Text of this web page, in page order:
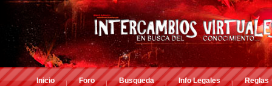
Inicio Foro Busqueda Info Legales Reglas